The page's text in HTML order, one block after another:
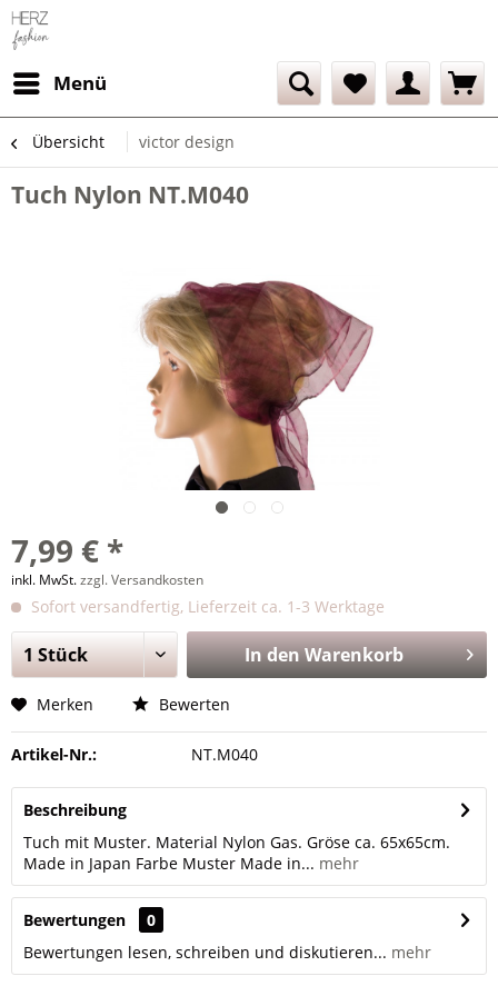
Menü
Übersicht victor design
Tuch Nylon NT.M040
7,99 € *
inkl. MwSt.zzgl. Versandkosten
Sofort versandfertig, Lieferzeit ca. 1-3 Werktage
In denWarenkorb
Merken Bewerten
Artikel-Nr.: NT.M040
Beschreibung
Tuch mit Muster. Material Nylon Gas. Gröse ca. 65x65cm.
Made in Japan Farbe Muster Made in... mehr
Bewertungen
0
Bewertungen lesen, schreiben und diskutieren... mehr